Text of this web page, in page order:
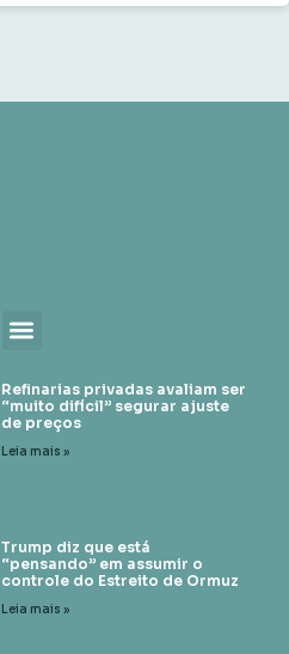
Refinarias privadas avaliam ser
“muito difícil” segurar ajuste
de preços
Leia mais »
Trump diz que está
“pensando” em assumir o
controle do Estreito de Ormuz
Leia mais »